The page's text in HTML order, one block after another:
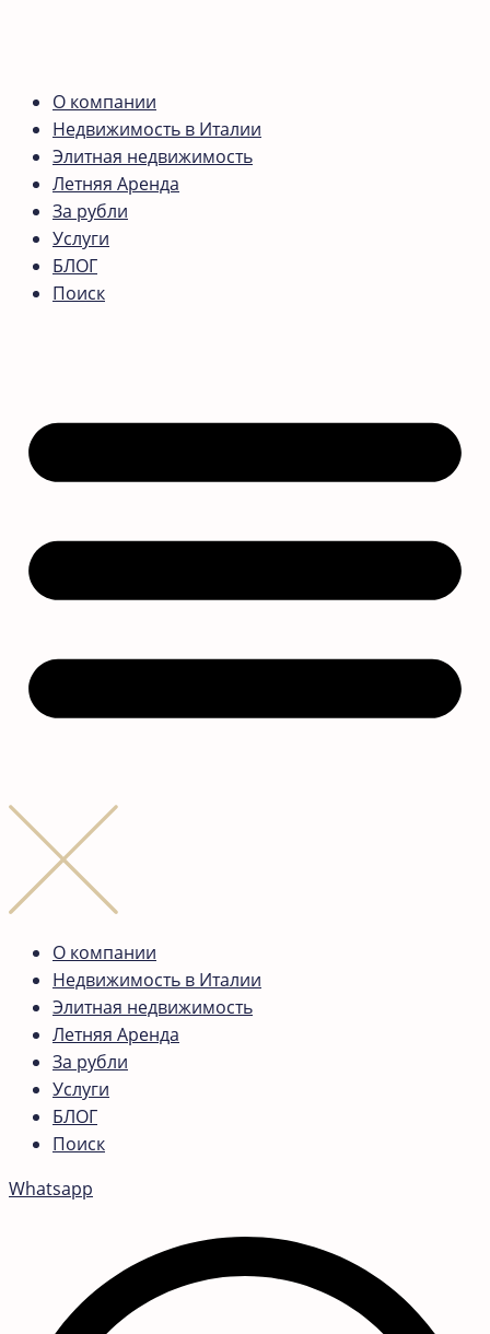
О компании
Недвижимость в Италии
Элитная недвижимость
Летняя Аренда
За рубли
Услуги
БЛОГ
Поиск
О компании
Недвижимость в Италии
Элитная недвижимость
Летняя Аренда
За рубли
Услуги
БЛОГ
Поиск
Whatsapp